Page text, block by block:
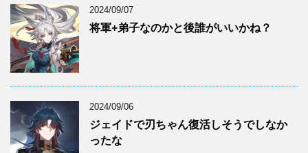
2024/09/07
将軍+弟子なのかと後誰がいいかね？
2024/09/06
ジェイドで刃ちゃん復活しそうでしなか
ったな